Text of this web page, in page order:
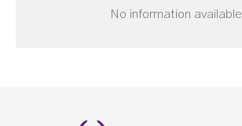
No information available